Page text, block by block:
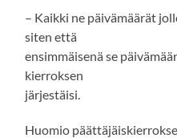
– Kaikki ne päivämäärät
siten että
ensimmäisenä se
kierroksen
järjestäisi.
Huomio